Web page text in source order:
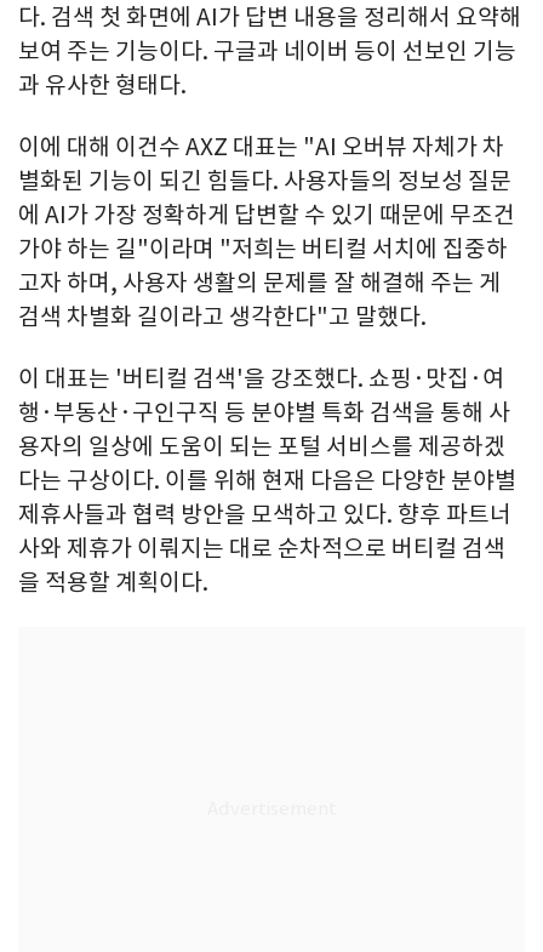
다. 검색 첫 화면에 AI가 답변 내용을 정리해서 요약해
보여 주는 기능이다. 구글과 네이버 등이 선보인 기능
과 유사한 형태다.
이에 대해 이건수 AXZ 대표는 "AI 오버뷰 자체가 차
별화된 기능이 되긴 힘들다. 사용자들의 정보성 질문
에 AI가 가장 정확하게 답변할 수 있기 때문에 무조건
가야 하는 길"이라며 "저희는 버티컬 서치에 집중하
고자 하며, 사용자 생활의 문제를 잘 해결해 주는 게
검색 차별화 길이라고 생각한다"고 말했다.
이 대표는 '버티컬 검색'을 강조했다. 쇼핑·맛집·여
행·부동산·구인구직 등 분야별 특화 검색을 통해 사
용자의 일상에 도움이 되는 포털 서비스를 제공하겠
다는 구상이다. 이를 위해 현재 다음은 다양한 분야별
제휴사들과 협력 방안을 모색하고 있다. 향후 파트너
사와 제휴가 이뤄지는 대로 순차적으로 버티컬 검색
을 적용할 계획이다.